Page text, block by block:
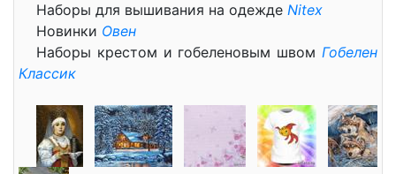
Наборы для вышивания на одежде Nitex
Новинки Овен
Наборы крестом и гобеленовым швом Гобелен
Классик